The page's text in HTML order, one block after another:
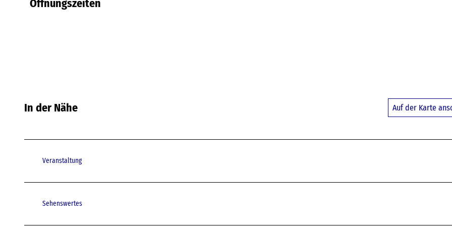
Öffnungszeiten
In der Nähe Auf der Karte
Veranstaltung
Sehenswertes